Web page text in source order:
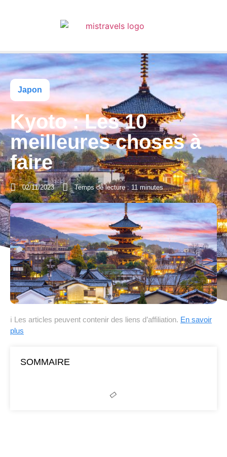
Japon
Kyoto : Les 10
meilleures choses à
faire
02/11/2023 Temps de lecture : 11 minutes
ℹ Les articles peuvent contenir des liens d’affiliation. En savoir
plus
SOMMAIRE